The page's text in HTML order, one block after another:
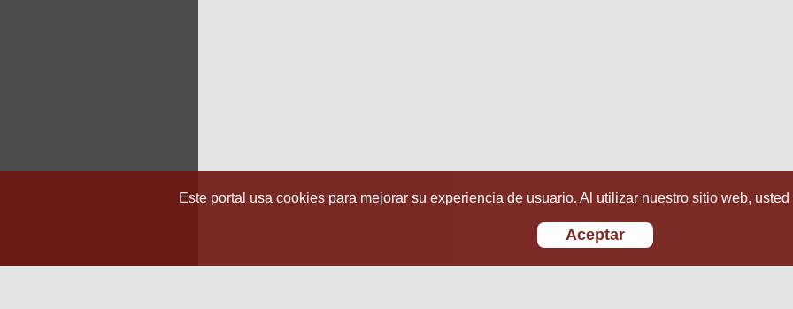
Este portal usa cookies para mejorar su experiencia de usuario. Al utilizar nuestro sitio web,
Aceptar